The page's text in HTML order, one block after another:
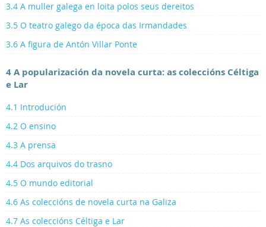
3.4 A muller galega en loita polos seus dereitos
3.5 O teatro galego da época das Irmandades
3.6 A figura de Antón Villar Ponte
4 A popularización da novela curta: as coleccións Céltiga
e Lar
4.1 Introdución
4.2 O ensino
4.3 A prensa
4.4 Dos arquivos do trasno
4.5 O mundo editorial
4.6 As coleccións de novela curta na Galiza
4.7 As coleccións Céltiga e Lar